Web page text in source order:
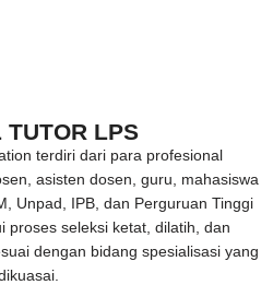
TUTOR LPS
terdiri dari para profesional
asisten dosen, guru, mahasiswa
Unpad, IPB, dan Perguruan Tinggi
proses seleksi ketat, dilatih, dan
dengan bidang spesialisasi yang